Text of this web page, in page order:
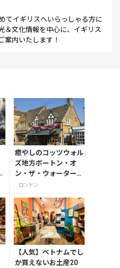
てイギリスへいらっしゃる方に
＆文化情報を中心に、イギリス
案内いたします！
癒やしのコッツウォル
ズ地方ボートン・オ
ン・ザ・ウォーター、
おすすめカフェ
ロンドン
【人気】ベトナムでし
か買えないお土産20